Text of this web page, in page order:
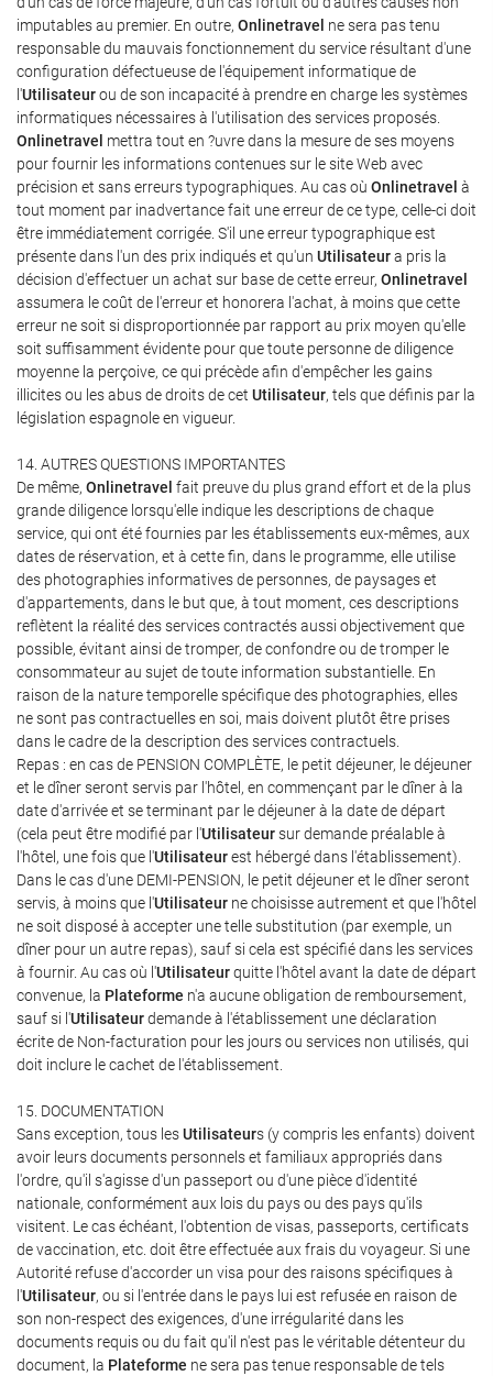
imputables au premier. En outre, Onlinetravel ne sera pas tenu
responsable du mauvais fonctionnement du service résultant d'une
configuration défectueuse de l'équipement informatique de
l'Utilisateurou de son incapacité à prendre en charge les systèmes
informatiques nécessaires à l'utilisation des services proposés.
Onlinetravel mettra tout en ?uvre dans la mesure de ses moyens
pour fournir les informations contenues sur le site Web avec
précision et sans erreurs typographiques. Au cas où Onlinetravel à
tout moment par inadvertance fait une erreur de ce type, celle-ci doit
être immédiatement corrigée. S'il une erreur typographique est
présente dans l'un des prix indiqués et qu'un Utilisateura pris la
décision d'effectuer un achat sur base de cette erreur, Onlinetravel
assumera le coût de l'erreur et honorera l'achat, à moins que cette
erreur ne soit si disproportionnée par rapport au prix moyen qu'elle
soit suffisamment évidente pour que toute personne de diligence
moyenne la perçoive, ce qui précède afin d'empêcher les gains
illicites ou les abus de droits de cet Utilisateur, tels que définis par la
législation espagnole en vigueur.
14. AUTRES QUESTIONS IMPORTANTES
De même, Onlinetravel fait preuve du plus grand effort et de la plus
grande diligence lorsqu'elle indique les descriptions de chaque
service, qui ont été fournies par les établissements eux-mêmes, aux
dates de réservation, et à cette fin, dans le programme, elle utilise
des photographies informatives de personnes, de paysages et
d'appartements, dans le but que, à tout moment, ces descriptions
reflètent la réalité des services contractés aussi objectivement que
possible, évitant ainsi de tromper, de confondre ou de tromper le
consommateur au sujet de toute information substantielle. En
raison de la nature temporelle spécifique des photographies, elles
ne sont pas contractuelles en soi, mais doivent plutôt être prises
dans le cadre de la description des services contractuels.
Repas : en cas de PENSION COMPLÈTE, le petit déjeuner, le déjeuner
et le dîner seront servis par l'hôtel, en commençant par le dîner à la
date d'arrivée et se terminant par le déjeuner à la date de départ
(cela peut être modifié par l'Utilisateursur demande préalable à
l'hôtel, une fois que l'Utilisateurest hébergé dans l'établissement).
Dans le cas d'une DEMI-PENSION, le petit déjeuner et le dîner seront
servis, à moins que l'Utilisateur ne choisisse autrement et que l'hôtel
ne soit disposé à accepter une telle substitution (par exemple, un
dîner pour un autre repas), sauf si cela est spécifié dans les services
à fournir. Au cas où l'Utilisateurquitte l'hôtel avant la date de départ
convenue, la Plateforme n'a aucune obligation de remboursement,
sauf si l'Utilisateurdemande à l'établissement une déclaration
écrite de Non-facturation pour les jours ou services non utilisés, qui
doit inclure le cachet de l'établissement.
15. DOCUMENTATION
Sans exception, tous lesUtilisateurs (y compris les enfants) doivent
avoir leurs documents personnels et familiaux appropriés dans
l'ordre, qu'il s'agisse d'un passeport ou d'une pièce d'identité
nationale, conformément aux lois du pays ou des pays qu'ils
visitent. Le cas échéant, l'obtention de visas, passeports, certificats
de vaccination, etc. doit être effectuée aux frais du voyageur. Si une
Autorité refuse d'accorder un visa pour des raisons spécifiques à
l'Utilisateur, ou si l'entrée dans le pays lui est refusée en raison de
son non-respect des exigences, d'une irrégularité dans les
documents requis ou du fait qu'il n'est pas le véritable détenteur du
document, la Plateforme ne sera pas tenue responsable de tels